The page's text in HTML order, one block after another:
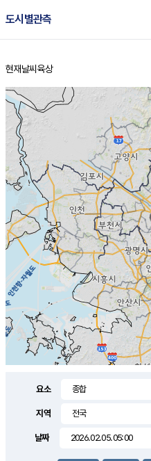
도시별관측
홈
현재날씨 육상
요소
지역
날짜